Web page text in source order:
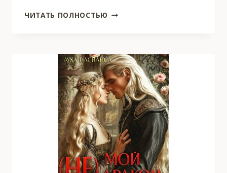
ЧИТАТЬ ПОЛНОСТЬЮ ИЗМЕНА